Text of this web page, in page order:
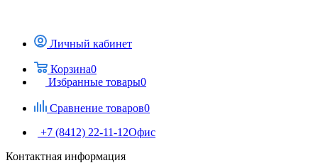
Личный кабинет
Корзина0
Избранные товары0
Сравнение товаров0
+7 (8412) 22-11-12Офис
Контактная информация